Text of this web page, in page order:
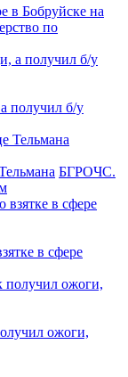
в Бобруйске на
по
получил б/у
БГРОЧС.
в сфере
ожоги,